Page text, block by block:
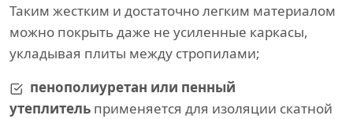
Таким жестким и достаточно легким материалом
можно покрыть даже не усиленные каркасы,
укладывая плиты между стропилами;
пенополиуретан или пенный
утеплитель применяется для изоляции скатной